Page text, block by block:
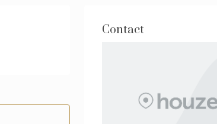
Contact